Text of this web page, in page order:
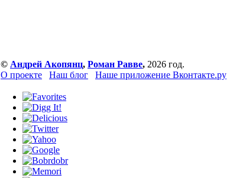
© Андрей Акопянц, Роман Равве, 2026 год.
О проекте
Наш блог Наше приложение Вконтакте.ру